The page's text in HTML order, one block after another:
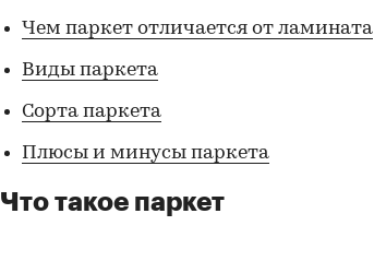
Чем паркет отличается от ламината
Виды паркета
Сорта паркета
Плюсы и минусы паркета
Что такое паркет